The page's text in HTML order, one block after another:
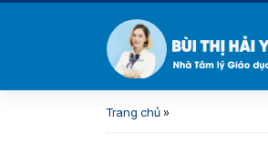
Trang chủ»